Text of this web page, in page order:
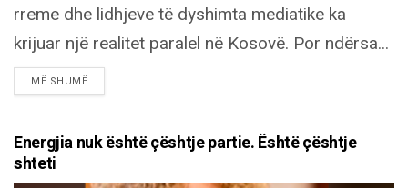
rreme dhe lidhjeve të dyshimta mediatike ka
krijuar një realitet paralel në Kosovë. Por ndërsa...
MË SHUMËDETAILS
Energjia nuk është çështje partie. Është çështje
shteti